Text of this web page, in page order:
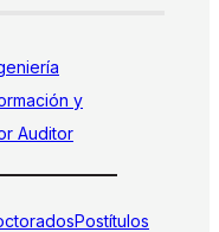
y
Auditor
Postítulos